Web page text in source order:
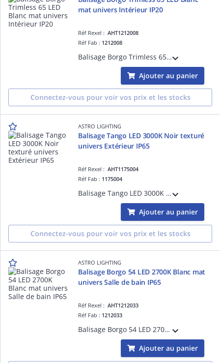
mat univers Intérieur IP20
Réf Rexel :AHT1212008
Réf Fab : 1212008
Balisage Borgo Trimless 65 LED Blanc mat référence 1212008 univers Intérieur source incluse 1 x 2W LED dimmable driver requis IP20 Classe III - Basse tension Zone 3
Ajouter au panier
Connectez-vous pour voir vos prix et les stocks
ASTRO LIGHTING
Balisage Tango LED 3000K Noir texturé
univers Extérieur IP65
Réf Rexel :AHT1175004
Réf Fab : 1175004
Balisage Tango LED 3000K Noir texturé référence 1175004 univers Extérieur source incluse 1 x 1W LED dimmable driver requis IP65 Classe III - Basse tension Zone 1, 2, 3
Ajouter au panier
Connectez-vous pour voir vos prix et les stocks
ASTRO LIGHTING
Balisage Borgo 54 LED 2700K Blanc mat
univers Salle de bain IP65
Réf Rexel :AHT1212033
Réf Fab : 1212033
Balisage Borgo 54 LED 2700K Blanc mat référence 1212033 univers Salle de bain source incluse 1 x 1W LED dimmable driver requis IP65 Classe III - Basse tension Zone 1, 2, 3
Ajouter au panier